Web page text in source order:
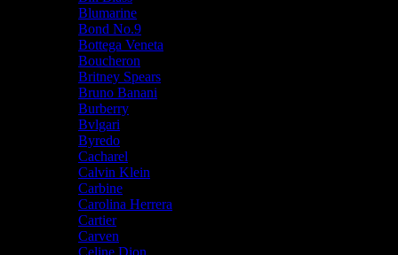
Blumarine
Bond No.9
Bottega Veneta
Boucheron
Britney Spears
Bruno Banani
Burberry
Bvlgari
Byredo
Cacharel
Calvin Klein
Carbine
Carolina Herrera
Cartier
Carven
Celine Dion